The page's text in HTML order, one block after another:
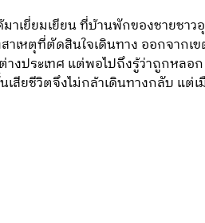
มาเยี่ยมเยียน ที่บ้านพักของชายช
เหตุที่ตัดสินใจเดินทาง ออกจากเ
งประเทศ แต่พอไปถึงรู้ว่าถูกหล
สียชีวิตจึงไม่กล้าเดินทางกลับ แต่